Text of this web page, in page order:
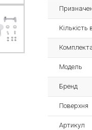
Модель
Бренд
Поверхня
Артикул